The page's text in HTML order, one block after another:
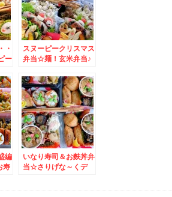
・
ー
スヌーピークリスマス
弁当☆麺！玄米弁当♪
編
寿
いなり寿司＆お麩丼弁
当☆さりげな～くデ